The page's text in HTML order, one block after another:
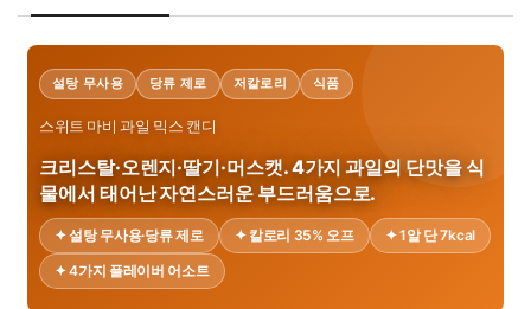
설탕 무사용 당류 제로 저칼로리 식품
스위트 마비 과일 믹스 캔디
크리스탈·오렌지·딸기·머스캣. 4가지 과일의 단맛을 식
물에서 태어난 자연스러운 부드러움으로.
✦ 설탕 무사용·당류 제로 ✦ 칼로리 35% 오프
✦ 1알 단 7kcal
✦ 4가지 플레이버 어소트